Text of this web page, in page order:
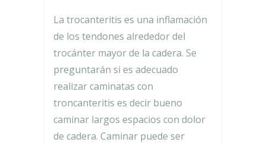
La trocanteritis es una inflamación
de los tendones alrededor del
trocánter mayor de la cadera. Se
preguntarán si es adecuado
realizar caminatas con
troncanteritis es decir bueno
caminar largos espacios con dolor
de cadera. Caminar puede ser